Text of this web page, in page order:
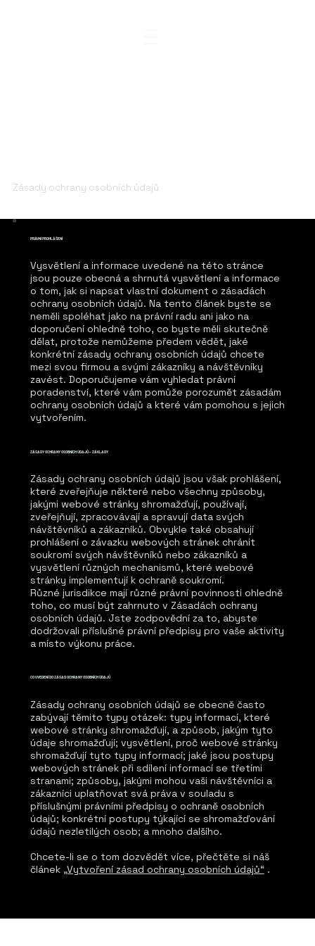
Zásady ochrany osobních údajů
PRÁVNÍ PROHLÁŠENÍ
Vysvětlení a informace uvedené na této stránce
jsou pouze obecná a shrnutá vysvětlení a informace
o tom, jak si napsat vlastní dokument o zásadách
ochrany osobních údajů. Na tento článek byste se
neměli spoléhat jako na právní radu ani jako na
doporučení ohledně toho, co byste měli skutečně
dělat, protože nemůžeme předem vědět, jaké
konkrétní zásady ochrany osobních údajů chcete
mezi svou firmou a svými zákazníky a návštěvníky
zavést. Doporučujeme vám vyhledat právní
poradenství, které vám pomůže porozumět zásadám
ochrany osobních údajů a které vám pomohou s jejich
vytvořením.
ZÁSADY OCHRANY OSOBNÍCH ÚDAJŮ – ZÁKLADY
Zásady ochrany osobních údajů jsou však prohlášení,
které zveřejňuje některé nebo všechny způsoby,
jakými webové stránky shromažďují, používají,
zveřejňují, zpracovávají a spravují data svých
návštěvníků a zákazníků. Obvykle také obsahují
prohlášení o závazku webových stránek chránit
soukromí svých návštěvníků nebo zákazníků a
vysvětlení různých mechanismů, které webové
stránky implementují k ochraně soukromí.
Různé jurisdikce mají různé právní povinnosti ohledně
toho, co musí být zahrnuto v Zásadách ochrany
osobních údajů. Jste zodpovědní za to, abyste
dodržovali příslušné právní předpisy pro vaše aktivity
a místo výkonu práce.
CO UVEDENÍ DO ZÁSAD OCHRANY OSOBNÍCH ÚDAJŮ
Zásady ochrany osobních údajů se obecně často
zabývají těmito typy otázek: typy informací, které
webové stránky shromažďují, a způsob, jakým tyto
údaje shromažďují; vysvětlení, proč webové stránky
shromažďují tyto typy informací; jaké jsou postupy
webových stránek při sdílení informací se třetími
stranami; způsoby, jakými mohou vaši návštěvníci a
zákazníci uplatňovat svá práva v souladu s
příslušnými právními předpisy o ochraně osobních
údajů; konkrétní postupy týkající se shromažďování
údajů nezletilých osob; a mnoho dalšího.
Chcete-li se o tom dozvědět více, přečtěte si náš
článek „Vytvoření zásad ochrany osobních údajů“.